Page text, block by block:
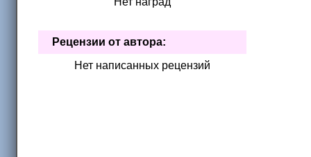
Рецензии от автора:
Нет написанных рецензий